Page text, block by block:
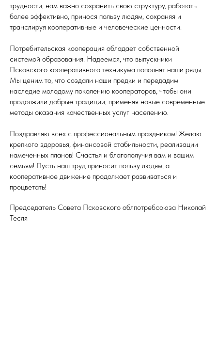
трудности, нам важно сохранить свою структуру, работать
более эффективно, принося пользу людям, сохраняя и
транслируя кооперативные и человеческие ценности.
Потребительская кооперация обладает собственной
системой образования. Надеемся, что выпускники
Псковского кооперативного техникума пополнят наши ряды.
Мы ценим то, что создали наши предки и передадим
наследие молодому поколению кооператоров, чтобы они
продолжили добрые традиции, применяя новые современные
методы оказания качественных услуг населению.
Поздравляю всех с профессиональным праздником! Желаю
крепкого здоровья, финансовой стабильности, реализации
намеченных планов! Счастья и благополучия вам и вашим
семьям! Пусть наш труд приносит пользу людям, а
кооперативное движение продолжает развиваться и
процветать!
Председатель Совета Псковского облпотребсоюза Николай
Тесля